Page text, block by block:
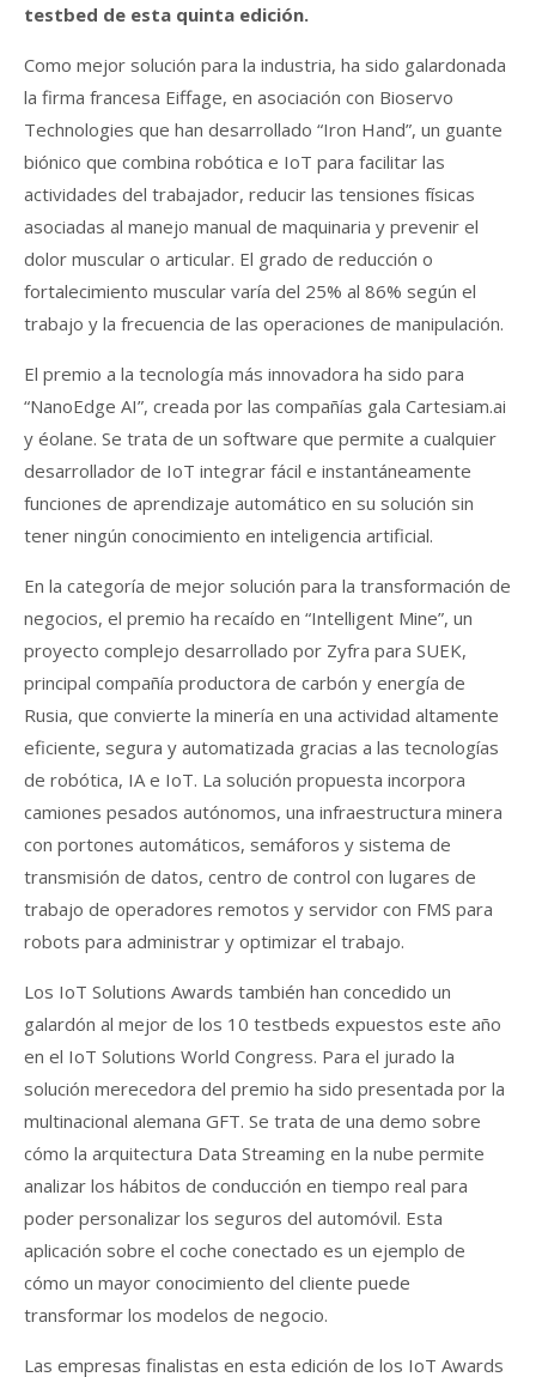
testbed de esta quinta edición.
Como mejor solución para la industria, ha sido galardonada
la firma francesa Eiffage, en asociación con Bioservo
Technologies que han desarrollado “Iron Hand”, un guante
biónico que combina robótica e IoT para facilitar las
actividades del trabajador, reducir las tensiones físicas
asociadas al manejo manual de maquinaria y prevenir el
dolor muscular o articular. El grado de reducción o
fortalecimiento muscular varía del 25% al 86% según el
trabajo y la frecuencia de las operaciones de manipulación.
El premio a la tecnología más innovadora ha sido para
“NanoEdge AI”, creada por las compañías gala Cartesiam.ai
y éolane. Se trata de un software que permite a cualquier
desarrollador de IoT integrar fácil e instantáneamente
funciones de aprendizaje automático en su solución sin
tener ningún conocimiento en inteligencia artificial.
En la categoría de mejor solución para la transformación de
negocios, el premio ha recaído en “Intelligent Mine”, un
proyecto complejo desarrollado por Zyfra para SUEK,
principal compañía productora de carbón y energía de
Rusia, que convierte la minería en una actividad altamente
eficiente, segura y automatizada gracias a las tecnologías
de robótica, IA e IoT. La solución propuesta incorpora
camiones pesados autónomos, una infraestructura minera
con portones automáticos, semáforos y sistema de
transmisión de datos, centro de control con lugares de
trabajo de operadores remotos y servidor con FMS para
robots para administrar y optimizar el trabajo.
Los IoT Solutions Awards también han concedido un
galardón al mejor de los 10 testbeds expuestos este año
en el IoT Solutions World Congress. Para el jurado la
solución merecedora del premio ha sido presentada por la
multinacional alemana GFT. Se trata de una demo sobre
cómo la arquitectura Data Streaming en la nube permite
analizar los hábitos de conducción en tiempo real para
poder personalizar los seguros del automóvil. Esta
aplicación sobre el coche conectado es un ejemplo de
cómo un mayor conocimiento del cliente puede
transformar los modelos de negocio.
Las empresas finalistas en esta edición de los IoT Awards